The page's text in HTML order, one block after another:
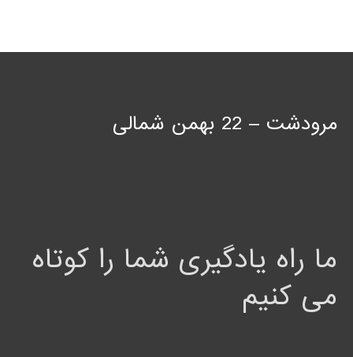
مرودشت – 22 بهمن شمالی
ما راه یادگیری شما را کوتاه
می کنیم